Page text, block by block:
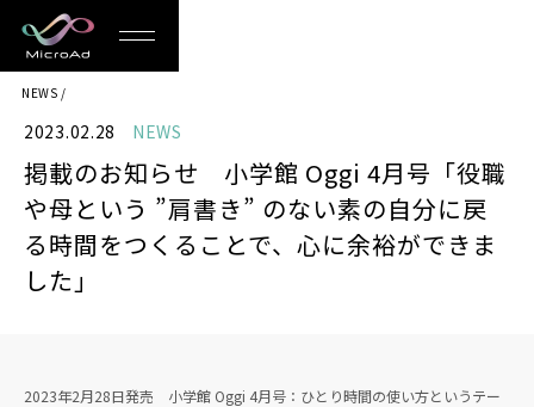
MicroAd
-
Redesigning
the
Future
Life
NEWS
2023.02.28 NEWS
掲載のお知らせ 小学館 Oggi 4月号「役職
や母という ”肩書き” のない素の自分に戻
る時間をつくることで、心に余裕ができま
した」
2023年2月28日発売 小学館 Oggi 4月号：ひとり時間の使い方というテー